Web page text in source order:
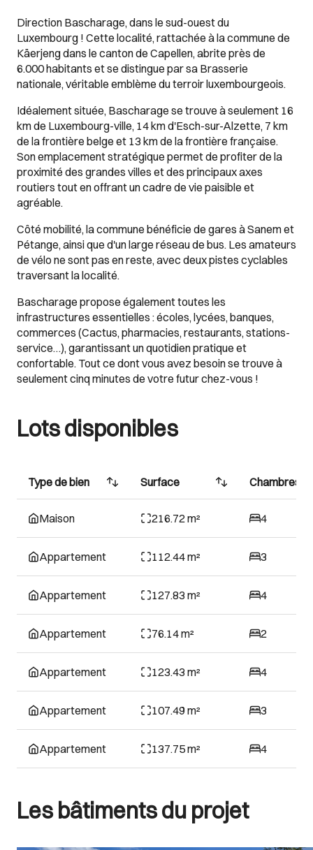
Direction Bascharage, dans le sud-ouest du
Luxembourg ! Cette localité, rattachée à la commune de
Käerjeng dans le canton de Capellen, abrite près de
6.000 habitants et se distingue par sa Brasserie
nationale, véritable emblème du terroir luxembourgeois.
Idéalement située, Bascharage se trouve à seulement 16
km de Luxembourg-ville, 14 km d'Esch-sur-Alzette, 7 km
de la frontière belge et 13 km de la frontière française.
Son emplacement stratégique permet de profiter de la
proximité des grandes villes et des principaux axes
routiers tout en offrant un cadre de vie paisible et
agréable.
Côté mobilité, la commune bénéficie de gares à Sanem et
Pétange, ainsi que d'un large réseau de bus. Les amateurs
de vélo ne sont pas en reste, avec deux pistes cyclables
traversant la localité.
Bascharage propose également toutes les
infrastructures essentielles : écoles, lycées, banques,
commerces (Cactus, pharmacies, restaurants, stations-
service…), garantissant un quotidien pratique et
confortable. Tout ce dont vous avez besoin se trouve à
seulement cinq minutes de votre futur chez-vous !
Lots disponibles
Type de bien Surface Chambres
Maison 216.72 m² 4
Appartement 112.44 m² 3
Appartement 127.83 m² 4
Appartement 76.14 m² 2
Appartement 123.43 m² 4
Appartement 107.49 m² 3
Appartement 137.75 m² 4
Les bâtiments du projet